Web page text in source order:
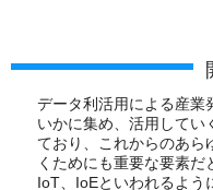
データ利活用による産業
いかに集め、活用してい
ており、これからのあら
くためにも重要な要素だ
IoT、IoEといわれるよう